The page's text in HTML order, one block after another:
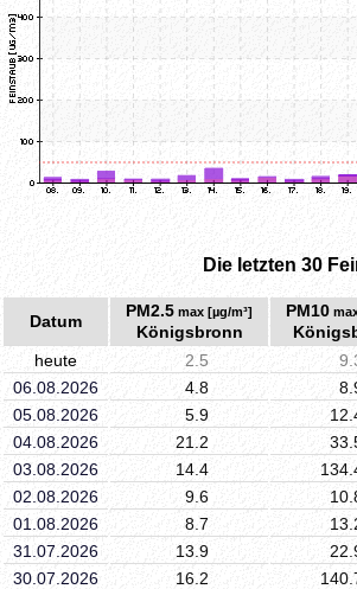
Die letzten 30
Datum
PM2.5 max [µg/m³]
Königsbronn
PM10
heute
2.5
06.08.2026
4.8
05.08.2026
5.9
04.08.2026
21.2
03.08.2026
14.4
02.08.2026
9.6
01.08.2026
8.7
31.07.2026
13.9
30.07.2026
16.2